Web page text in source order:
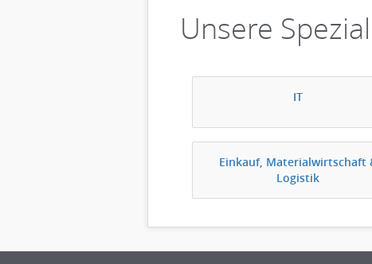
Unsere
IT
Einkauf, Materialwirtschaft
Logistik